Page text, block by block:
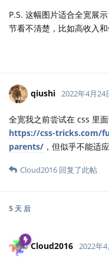
P.S. 这幅图片适合全宽展
节看不清楚，比如高收入
qiushi 2022年4月24
全宽我之前尝试在 css 里
https://css-tricks.com/
parents/ ，但似乎不能适
Cloud2016 回复了此帖
5 天 后
Cloud2016 2022年4